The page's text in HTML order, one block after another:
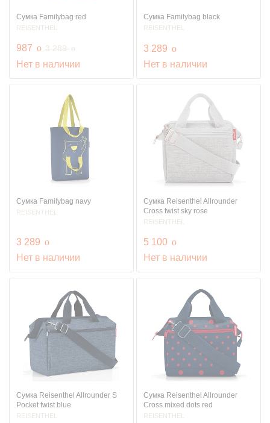
Сумка Familybag red
REISENTHEL
987 руб.
o 3 289руб.
o
Нет в наличии
Сумка Familybag black
REISENTHEL
3 289 руб.
o
Нет в наличии
Сумка Familybag navy
REISENTHEL
3 289 руб.
o
Нет в наличии
Сумка Reisenthel Allrounder
Cross twist sky rose
REISENTHEL
5 100 руб.
o
Нет в наличии
Сумка Reisenthel Allrounder S
Pocket twist blue
REISENTHEL
Сумка Reisenthel Allrounder
Cross mixed dots red
REISENTHEL